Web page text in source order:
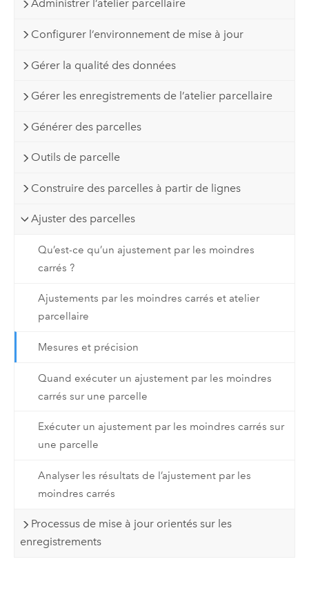
Administrer l’atelier parcellaire
Configurer l’environnement de mise à jour
Gérer la qualité des données
Gérer les enregistrements de l’atelier parcellaire
Générer des parcelles
Outils de parcelle
Construire des parcelles à partir de lignes
Ajuster des parcelles
Qu’est-ce qu’un ajustement par les moindres
carrés ?
Ajustements par les moindres carrés et atelier
parcellaire
Mesures et précision
Quand exécuter un ajustement par les moindres
carrés sur une parcelle
Exécuter un ajustement par les moindres carrés sur
une parcelle
Analyser les résultats de l’ajustement par les
moindres carrés
Processus de mise à jour orientés sur les
enregistrements